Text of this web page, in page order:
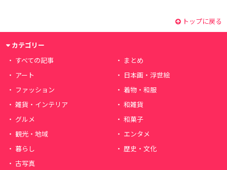
トップに戻る
カテゴリー
すべての記事
まとめ
アート
日本画・浮世絵
ファッション
着物・和服
雑貨・インテリア
和雑貨
グルメ
和菓子
観光・地域
エンタメ
暮らし
歴史・文化
古写真